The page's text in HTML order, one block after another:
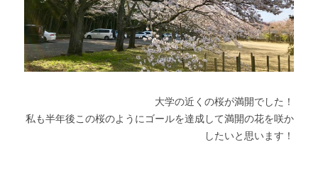
大学の近くの桜が満開でした！
私も半年後この桜のようにゴールを達成して満開の花を咲か
したいと思います！